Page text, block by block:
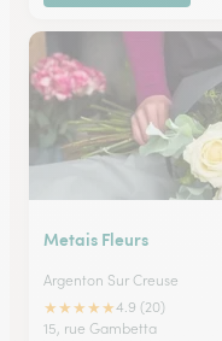
Metais Fleurs
Argenton Sur Creuse
★★★★★4.9 (20)
15, rue Gambetta